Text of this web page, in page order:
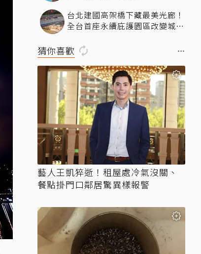
台北建國高架橋下藏最美光廊！
全台首座永續庇護園區改變城市
猜你喜歡
藝人王凱猝逝！租屋處冷氣沒關、
餐點掛門口鄰居驚異樣報警